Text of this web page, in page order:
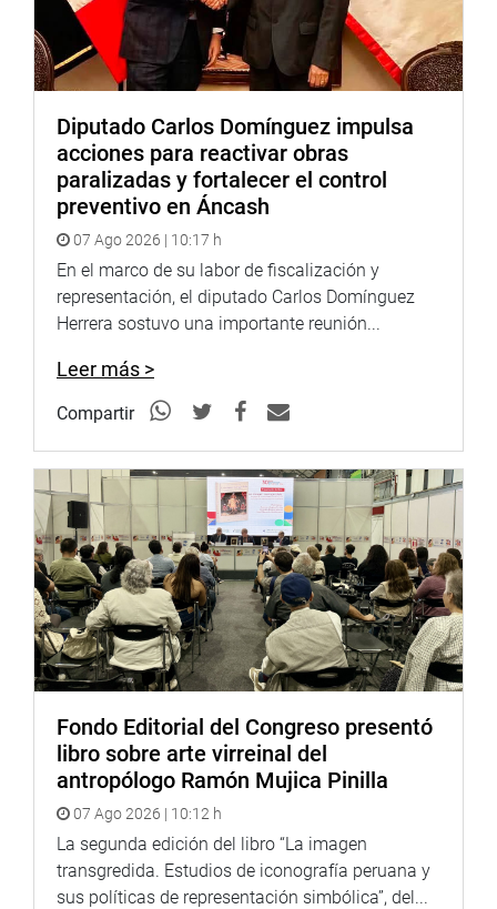
Diputado Carlos Domínguez impulsa
acciones para reactivar obras
paralizadas y fortalecer el control
preventivo en Áncash
07 Ago 2026 | 10:17 h
En el marco de su labor de fiscalización y
representación, el diputado Carlos Domínguez
Herrera sostuvo una importante reunión...
Leer más >
Compartir
Fondo Editorial del Congreso presentó
libro sobre arte virreinal del
antropólogo Ramón Mujica Pinilla
07 Ago 2026 | 10:12 h
La segunda edición del libro “La imagen
transgredida. Estudios de iconografía peruana y
sus políticas de representación simbólica”, del...